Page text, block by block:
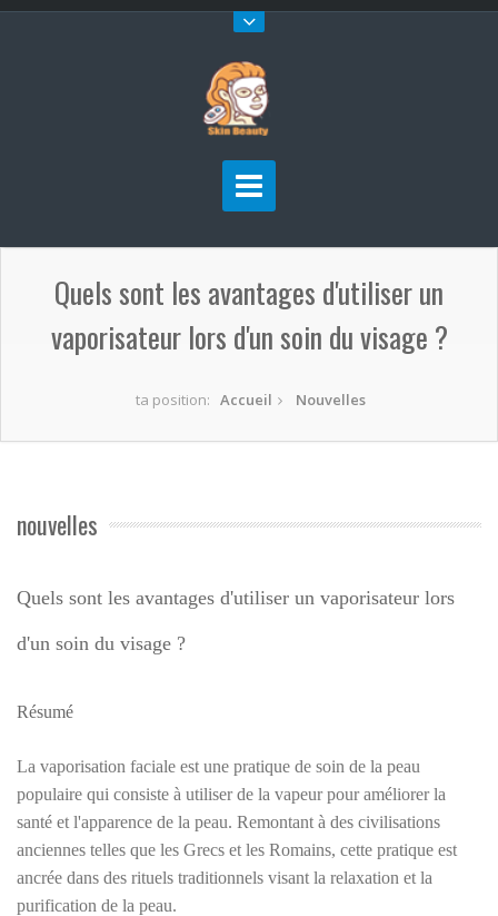
Quels sont les avantages d'utiliser un
vaporisateur lors d'un soin du visage ?
ta position: Accueil Nouvelles
nouvelles
Quels sont les avantages d'utiliser un vaporisateur lors
d'un soin du visage ?
Résumé
La vaporisation faciale est une pratique de soin de la peau
populaire qui consiste à utiliser de la vapeur pour améliorer la
santé et l'apparence de la peau. Remontant à des civilisations
anciennes telles que les Grecs et les Romains, cette pratique est
ancrée dans des rituels traditionnels visant la relaxation et la
purification de la peau.